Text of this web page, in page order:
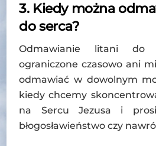
3. Kiedy można
do serca?
Odmawianie litani
ograniczone czasowo ani
odmawiać w dowolnym
kiedy chcemy
na Sercu Jezusa i
błogosławieństwo czy